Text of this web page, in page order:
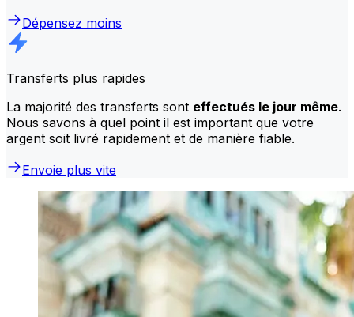
Dépensez moins
Transferts plus rapides
La majorité des transferts sont effectués le jour même.
Nous savons à quel point il est important que votre
argent soit livré rapidement et de manière fiable.
Envoie plus vite